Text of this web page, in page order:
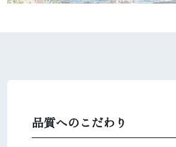
品質へのこだわり